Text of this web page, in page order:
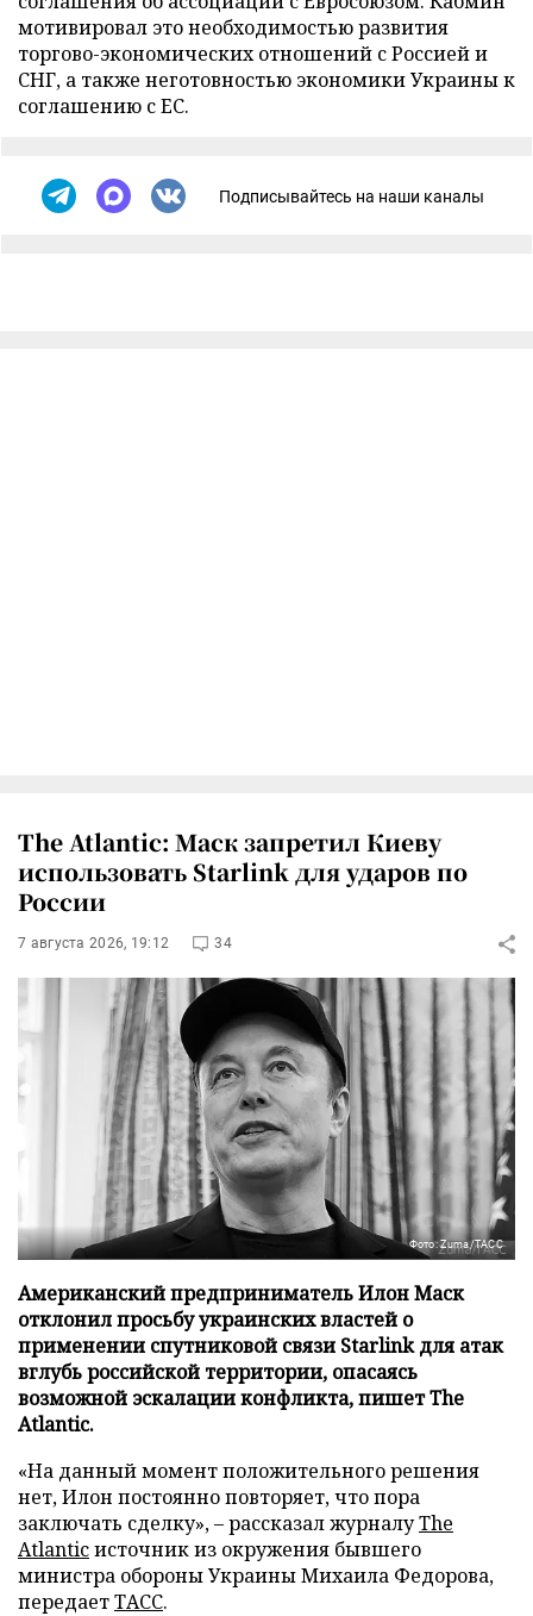
мотивировал это необходимостью развития
торгово-экономических отношений с Россией и
СНГ, а также неготовностью экономики Украины к
соглашению с ЕС.
Подписывайтесь на наши каналы
The Atlantic: Маск запретил Киеву
использовать Starlink для ударов по
России
7 августа 2026, 19:12 34
Фото: Zuma/ТАСС
Американский предприниматель Илон Маск
отклонил просьбу украинских властей о
применении спутниковой связи Starlink для атак
вглубь российской территории, опасаясь
возможной эскалации конфликта, пишет The
Atlantic.
«На данный момент положительного решения
нет, Илон постоянно повторяет, что пора
заключать сделку», – рассказал журналуThe
Atlanticисточник из окружения бывшего
министра обороны Украины Михаила Федорова,
передаетТАСС.